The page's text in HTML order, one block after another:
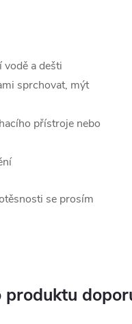
a dešti
sprchovat, mýt
přístroje nebo
se prosím
produktu